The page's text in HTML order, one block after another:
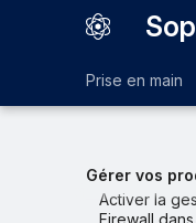
Prise en main
Gérer vos
DNS Protection
Email Security
feu avec
Activer la
Firewall